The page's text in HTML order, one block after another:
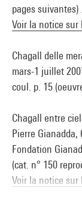
pages suivantes)
Voir la notice
Chagall delle
mars-1 juillet
coul. p. 15
Chagall entre
Pierre
Fondation
(cat. n° 150
Voir la notice